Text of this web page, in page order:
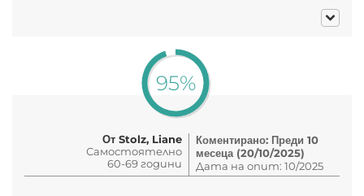
95%
От Stolz, Liane
Самостоятелно
60-69 години
Коментирано: Преди 10
месеца (20/10/2025)
Дата на опит: 10/2025